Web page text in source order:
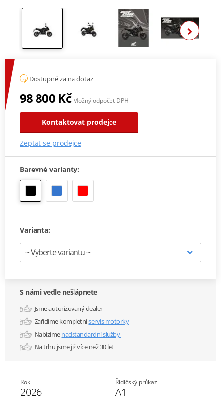
Dostupné za na dotaz
98 800 Kč Možný odpočet DPH
Kontaktovat prodejce
Zeptat se prodejce
Barevné varianty:
Varianta:
S námi vedle nešlápnete
Jsme autorizovaný dealer
Zařídíme kompletníservis motorky
Nabízímenadstandardní služby
Na trhu jsme již více než 30 let
Rok
2026
Řidičský průkaz
A1